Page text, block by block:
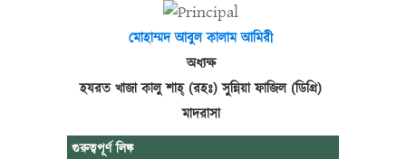
মোহাম্মদ আবুল কালাম আমিরী
অধ্যক্ষ
হযরত খাজা কালু শাহ্ (রহঃ) সুন্নিয়া ফাজিল (ডিগ্রি)
মাদরাসা
গুরুত্বপূর্ণ লিঙ্ক